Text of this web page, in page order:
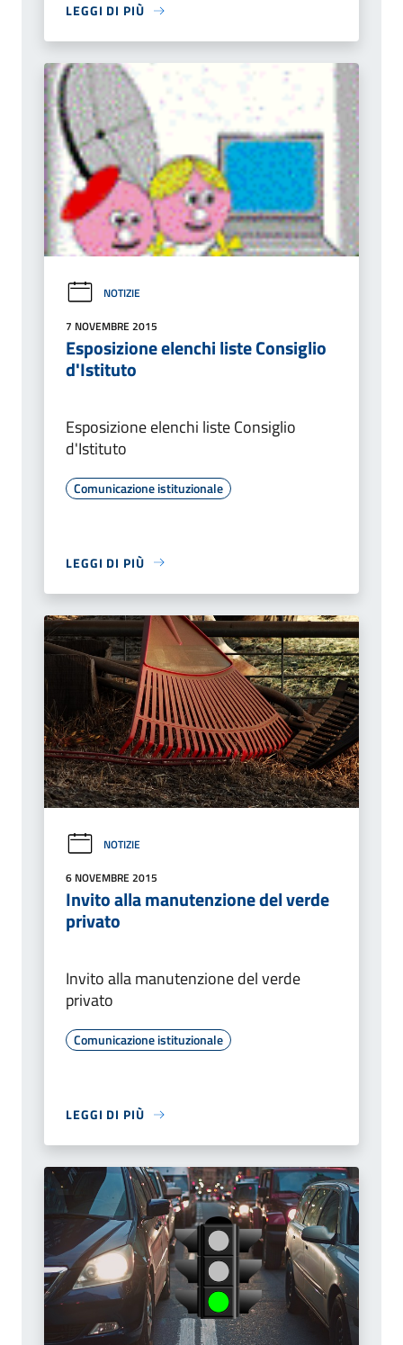
LEGGI DI PIÙ
NOTIZIE
7 NOVEMBRE 2015
Esposizione elenchi liste Consiglio
d'Istituto
Esposizione elenchi liste Consiglio
d'Istituto
Comunicazione istituzionale
LEGGI DI PIÙ
NOTIZIE
6 NOVEMBRE 2015
Invito alla manutenzione del verde
privato
Invito alla manutenzione del verde
privato
Comunicazione istituzionale
LEGGI DI PIÙ